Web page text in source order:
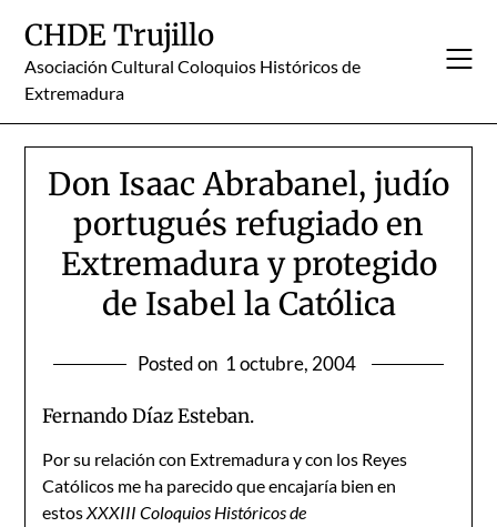
content
CHDE Trujillo
Asociación Cultural Coloquios Históricos de
Extremadura
Don Isaac Abrabanel, judío
portugués refugiado en
Extremadura y protegido
de Isabel la Católica
Posted on 1 octubre, 2004
Fernando Díaz Esteban.
Por su relación con Extremadura y con los Reyes
Católicos me ha parecido que encajaría bien en
estosXXXIII Coloquios Históricos de